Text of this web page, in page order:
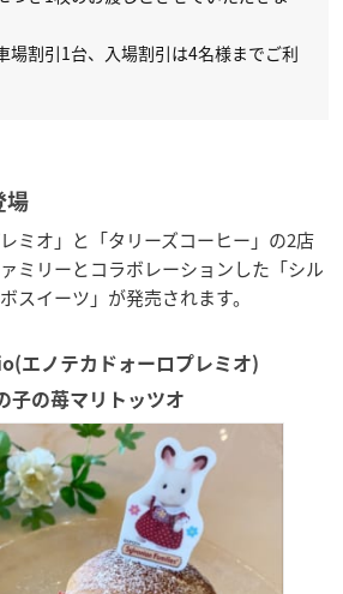
場割引1台、入場割引は4名様までご利
場
ミオ」と「タリーズコーヒー」の2店
ミリーとコラボレーションした「シル
スイーツ」が発売されます。
エノテカドォーロプレミオ)
子の苺マリトッツオ